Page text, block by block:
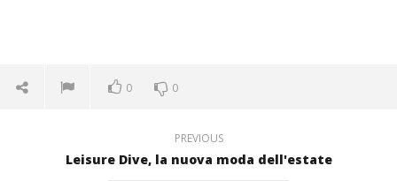
0 0
PREVIOUS
Leisure Dive, la nuova moda dell'estate